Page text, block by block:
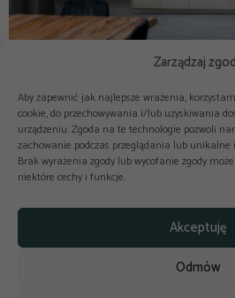
Zarządzaj
Aby zapewnić jak najlepsze wrażenia,
cookie, do przechowywania i/lub uzyskiwania
urządzeniu. Zgoda na te technologie pozwoli
zachowanie podczas przeglądania lub
Brak wyrażenia zgody lub wycofanie zgody
niektóre cechy i funkcje.
Akceptuję
Odmów
Copyright © 2025-2026
Polityka prywatności
Regulamin
Reklama